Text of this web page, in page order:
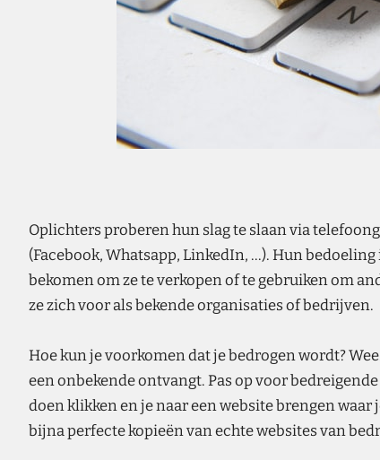
Oplichters proberen hun slag te slaan via
(Facebook, Whatsapp, LinkedIn, ...). Hun
bekomen om ze te verkopen of te gebruiken om
ze zich voor als bekende organisaties of bedrijven.
Hoe kun je voorkomen dat je bedrogen wordt?
een onbekende ontvangt. Pas op voor
doen klikken en je naar een website brengen
bijna perfecte kopieën van echte websites van